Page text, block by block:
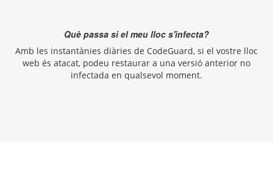
Què passa si el meu lloc s'infecta?
Amb les instantànies diàries de CodeGuard, si el vostre lloc
web és atacat, podeu restaurar a una versió anterior no
infectada en qualsevol moment.